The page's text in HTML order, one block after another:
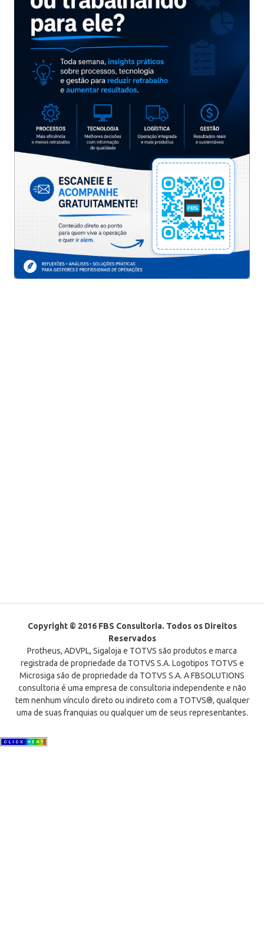
Copyright © 2016 FBS Consultoria. Todos os Direitos
Reservados
Protheus, ADVPL, Sigaloja e TOTVS são produtos e marca
registrada de propriedade da TOTVS S.A. Logotipos TOTVS e
Microsiga são de propriedade da TOTVS S.A. A FBSOLUTIONS
consultoria é uma empresa de consultoria independente e não
tem nenhum vínculo direto ou indireto com a TOTVS®, qualquer
uma de suas franquias ou qualquer um de seus representantes.